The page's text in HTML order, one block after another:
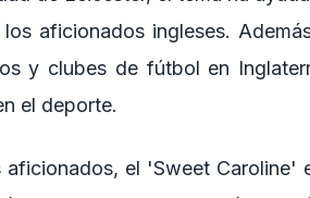
aficionados ingleses.
y clubes de fútbol en
el deporte.
el 'Sweet Caroline'